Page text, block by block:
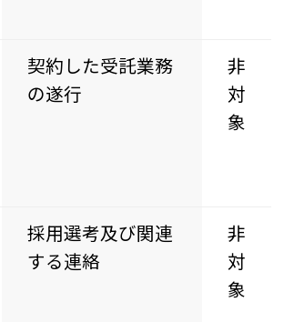
契約した受託業務
の遂行
非
対
象
採用選考及び関連
する連絡
非
対
象